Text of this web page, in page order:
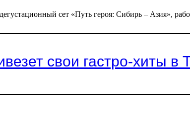
сет «Путь героя: Сибирь – Азия»,
свои гастро-хиты в